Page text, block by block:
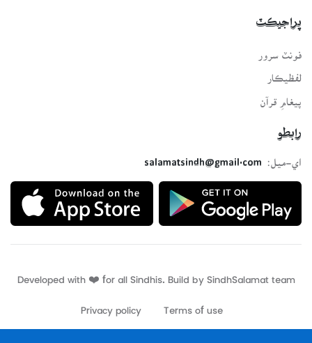
پراجيڪٽ
لفظيڪار
پيغامِ قرآن
رابطو
اي-ميل:
salamatsindh@gmail.com
Developed with ❤️ for all Sindhis. Build by
Terms of use